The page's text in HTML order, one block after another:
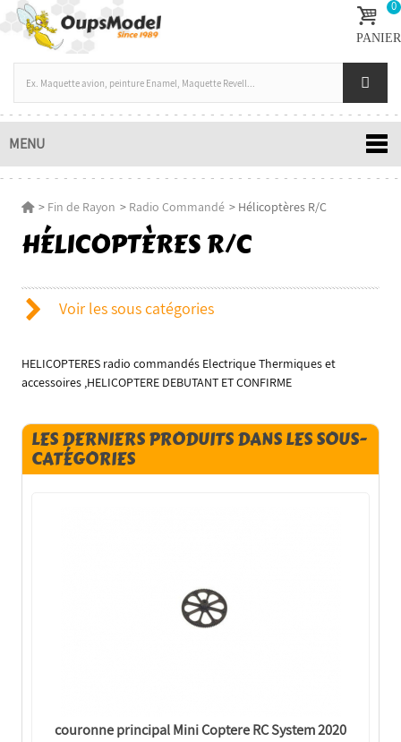
0
PANIER
MENU
> Fin de Rayon > Radio Commandé > Hélicoptères R/C
HÉLICOPTÈRES R/C
Voir les sous catégories
HELICOPTERES radio commandés Electrique Thermiques et
accessoires ,HELICOPTERE DEBUTANT ET CONFIRME
LES DERNIERS PRODUITS DANS LES SOUS-
CATÉGORIES
couronne principal Mini Coptere RC System 2020